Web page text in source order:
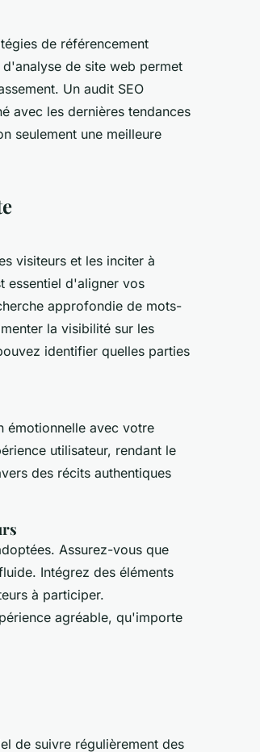
de référencement
de site web permet
Un audit SEO
avec les dernières tendances
seulement une meilleure
visiteurs et les inciter à
essentiel d'aligner vos
approfondie de mots-
la visibilité sur les
identifier quelles parties
émotionnelle avec votre
utilisateur, rendant le
des récits authentiques
Assurez-vous que
Intégrez des éléments
à participer.
agréable, qu'importe
de suivre régulièrement des